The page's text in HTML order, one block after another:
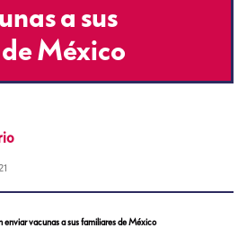
a sus
México
enviar vacunas a sus familiares de México